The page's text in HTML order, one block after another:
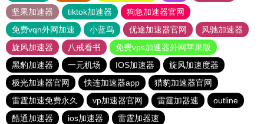
坚果加速器
tiktok加速器
狗急加速器官网
免费vqn外网加速
小蓝鸟 优途加速器官网
风驰加速器
旋风加速器
八戒看书
免费vps加速器外网苹果版
黑豹加速器
一元机场 IOS加速器
旋风加速度器
极光加速器官网
快连加速器app
猎豹加速器官网
雷霆加速免费永久
vp加速器官网 雷霆加器速
outline
酷通加速器
ios加速器 雷霆加器速